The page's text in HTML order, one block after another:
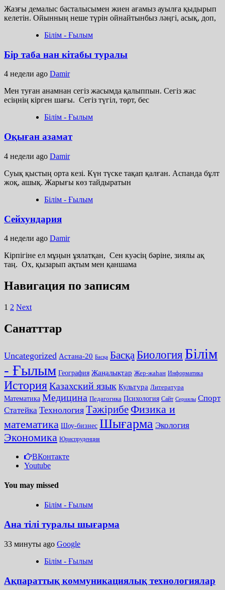
Жазғы демалыс басталысымен жиен ағамыз ауылға қыдырып
келетін. Ойынның неше түрін ойнайтынбыз ләңгі, асық, доп,
Білім - Ғылым
Бір таба нан кітабы туралы
4 недели ago Damir
Мен туған анамнан сегіз жасымда қалыппын. Сегіз жас
есіңнің кірген шағы. Сегіз түгіл, төрт, бес
Білім - Ғылым
Оқыған азамат
4 недели ago Damir
Суық қыстың орта кезі. Күн түске тақап қалған. Аспанда бұлт
жоқ, ашық. Жарығы көз тайдыратын
Білім - Ғылым
Сейхундария
4 недели ago Damir
Кірпігіне ел мұңын ұялатқан, Сен куәсің бәріне, зиялы ақ
таң. Ох, қызарып ақтым мен қаншама
Навигация по записям
1 2 Next
Санатттар
Uncategorized Астана-20 Басқа БасқаБиология Білім
- Ғылым География Жаңалықтар Жер-жаһан Информатика
ИсторияКазахский язык Культура Литература
Математика Медицина Педагогика Психология Сайт Сериялы Спорт
Статейка Технология Тәжірибе Физика и
математика Шоу-бизнес Шығарма Экология
Экономика Юриспруденция
ВКонтакте
Youtube
You may missed
Білім - Ғылым
Ана тілі туралы шығарма
33 минуты ago Google
Білім - Ғылым
Ақпараттық коммуникациялық технологиялар